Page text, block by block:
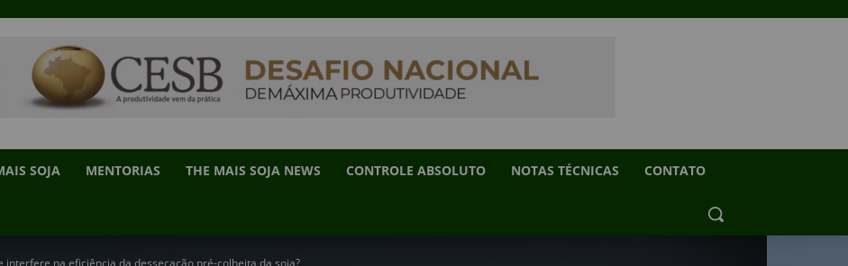
SOJA MENTORIAS THE MAIS SOJA NEWS CONTROLE ABSOLUTO NOTAS TÉCNICAS CONTATO
interfere na eficiência da dessecação pré-colheita da soja?